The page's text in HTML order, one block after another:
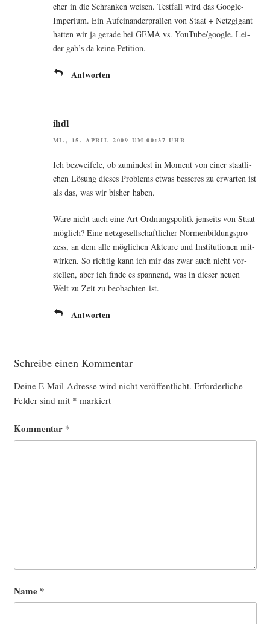
eher in die Schran­ken wei­sen. Test­fall wird das Goog­le-
Impe­ri­um. Ein Auf­ein­an­der­pral­len von Staat + Netz­gi­gant
hat­ten wir ja gera­de bei GEMA vs. YouTube/google. Lei­
der gab’s da kei­ne Petition.
Antworten
ihdl
MI., 15. APRIL 2009 UM 00:37 UHR
Ich bezwei­fe­le, ob zumin­dest in Moment von einer staat­li­
chen Lösung die­ses Pro­blems etwas bes­se­res zu erwar­ten ist
als das, was wir bis­her haben.
Wäre nicht auch eine Art Ord­nungs­po­litk jen­seits von Staat
mög­lich? Eine netz­ge­sell­schaft­li­cher Nor­men­bil­dungs­pro­
zess, an dem alle mög­li­chen Akteu­re und Insti­tu­tio­nen mit­
wir­ken. So rich­tig kann ich mir das zwar auch nicht vor­
stel­len, aber ich fin­de es span­nend, was in die­ser neu­en
Welt zu Zeit zu beob­ach­ten ist.
Antworten
Schreibe einen Kommentar
Deine E-Mail-Adresse wird nicht veröffentlicht. Erforderliche
Felder sind mit * markiert
Kommentar *
Name *